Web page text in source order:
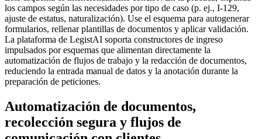
los campos según las necesidades por tipo de caso (p. ej., I-129,
ajuste de estatus, naturalización). Use el esquema para autogenerar
formularios, rellenar plantillas de documentos y aplicar validación.
La plataforma de LegistAI soporta constructores de ingreso
impulsados por esquemas que alimentan directamente la
automatización de flujos de trabajo y la redacción de documentos,
reduciendo la entrada manual de datos y la anotación durante la
preparación de peticiones.
Automatización de documentos,
recolección segura y flujos de